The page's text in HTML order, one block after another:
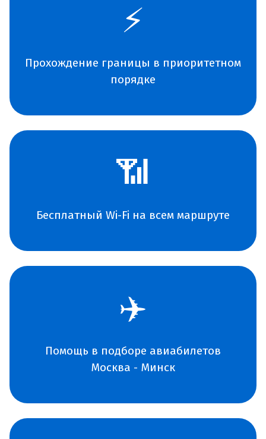
⚡
Прохождение границы в приоритетном
порядке
📶
Бесплатный Wi-Fi на всем маршруте
✈️
Помощь в подборе авиабилетов
Москва - Минск